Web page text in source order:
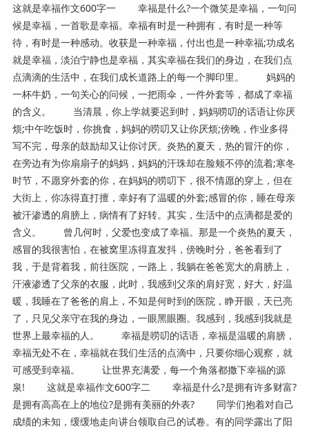
这就是幸福作文600字一 幸福是什么?一个微笑是幸福，一句问
候是幸福，一首歌是幸福。幸福有时是一种拥有，有时是一种等
待，有时是一种感动。收获是一种幸福，付出也是一种幸福;功成名
就是幸福，淡泊宁静也是幸福，其实幸福在我们的身边，在我们点
点滴滴的生活中，在我们成长道路上的每一个脚印里。 妈妈的
一杯牛奶，一句关心的问候，一把雨伞，一件外套等，都成了幸福
的含义。 当清晨，你上学就要迟到时，妈妈唠叨的话语让你厌
烦;中午吃饭时，你挑食，妈妈的唠叨又让你厌烦;傍晚，作业多得
写不完，母亲的鼓励却又让你讨厌。炎热的夏天，热的冒汗的你，
在旁边有为你扇扇子的妈妈，妈妈的汗珠却在脸颊不停的流着;寒冬
时节，不愿穿外套的你，在妈妈的唠叨下，很不情愿的穿上，但在
大街上，你冻得直打擅，幸好有了温暖的外套;感冒的你，睡在母亲
被汗渗透的肩膀上，病情有了好转。其实，生活中的点滴都是爱的
含义。 曾几何时，父爱也变成了幸福。那是一个炎热的夏天，
感冒的我很害怕，在被窝里冻得直发抖，傍晚时分，爸爸看到了
我，于是背着我，前往医院，一路上，我躺在爸爸宽大的肩膀上，
汗液渗透了父亲的衣服，此时，我感到父亲的肩好宽，好大，好温
暖，我睡在了爸爸的肩上，不知是何时到的医院，睁开眼，天已亮
了，只见父亲守在我的身边，一眼黑眼圈。我感到，我感到我就是
世界上最幸福的人。 幸福是唠叨的话语，幸福是温暖的肩膀，
幸福无处不在，幸福就在我们生活的点滴中，只要你细心观察，就
可感受到幸福。 让世界充满爱，每一个角落都撒下幸福的源
泉! 这就是幸福作文600字二 幸福是什么?是拥有许多财富?
是拥有高高在上的地位?是拥有美丽的外表? 同学们抱着对自己
成绩的未知，缓缓地走向讲台领取自己的试卷。有的同学露出了阳